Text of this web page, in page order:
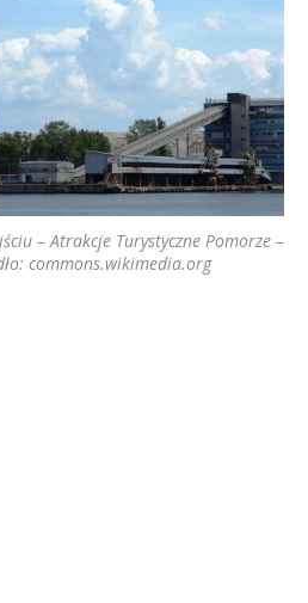
– Atrakcje Turystyczne Pomorze –
commons.wikimedia.org